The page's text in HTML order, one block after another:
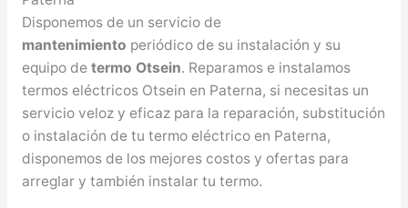
Disponemos de un servicio de
mantenimiento periódico de su instalación y su
equipo de termo Otsein. Reparamos e instalamos
termos eléctricos Otsein en Paterna, si necesitas un
servicio veloz y eficaz para la reparación, substitución
o instalación de tu termo eléctrico en Paterna,
disponemos de los mejores costos y ofertas para
arreglar y también instalar tu termo.